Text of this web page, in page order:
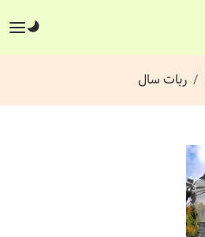
ربات سال